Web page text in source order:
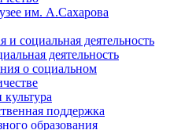
им. А.Сахарова
и социальная деятельность
деятельность
о социальном
поддержка
образования